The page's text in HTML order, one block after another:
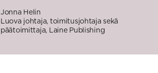
Jonna Helin
Luova johtaja, toimitusjohtaja sekä
päätoimittaja, Laine Publishing